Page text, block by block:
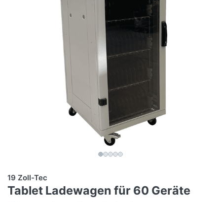
19 Zoll-Tec
Tablet Ladewagen für 60 Geräte